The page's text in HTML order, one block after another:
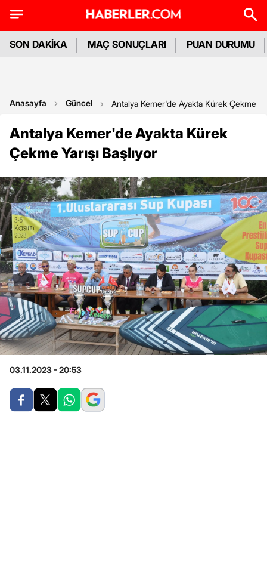
SON DAKİKA MAÇ SONUÇLARI PUAN DURUMU
Anasayfa Güncel Antalya Kemer'de Ayakta Kürek Çekme
Antalya Kemer'de Ayakta Kürek
Çekme Yarışı Başlıyor
03.11.2023 - 20:53